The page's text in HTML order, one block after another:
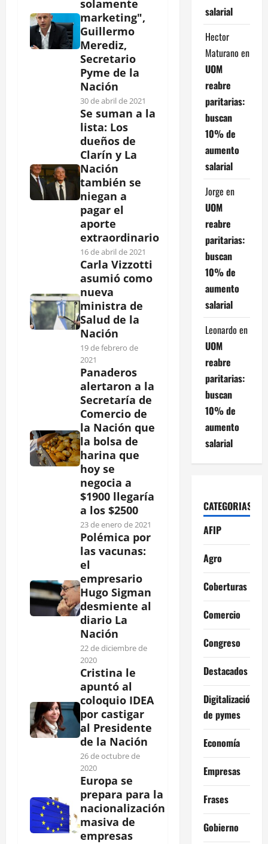
solamente
marketing",
Guillermo
Merediz,
Secretario
Pyme de la
Nación
30 de abril de 2021
Se suman a la
lista: Los
dueños de
Clarín y La
Nación
también se
niegan a
pagar el
aporte
extraordinario
16 de abril de 2021
Carla Vizzotti
asumió como
nueva
ministra de
Salud de la
Nación
19 de febrero de
2021
Panaderos
alertaron a la
Secretaría de
Comercio de
la Nación que
la bolsa de
harina que
hoy se
negocia a
$1900 llegaría
a los $2500
23 de enero de 2021
Polémica por
las vacunas:
el
empresario
Hugo Sigman
desmiente al
diario La
Nación
22 de diciembre de
2020
Cristina le
apuntó al
coloquio IDEA
por castigar
al Presidente
de la Nación
26 de octubre de
2020
Europa se
prepara para la
nacionalización
masiva de
empresas
salarial
Hector
Maturano en
UOM
reabre
paritarias:
buscan
10% de
aumento
salarial
Jorge en
UOM
reabre
paritarias:
buscan
10% de
aumento
salarial
Leonardo en
UOM
reabre
paritarias:
buscan
10% de
aumento
salarial
CATEGORIAS
AFIP
Agro
Coberturas
Comercio
Congreso
Destacados
Digitalización
de pymes
Economía
Empresas
Frases
Gobierno